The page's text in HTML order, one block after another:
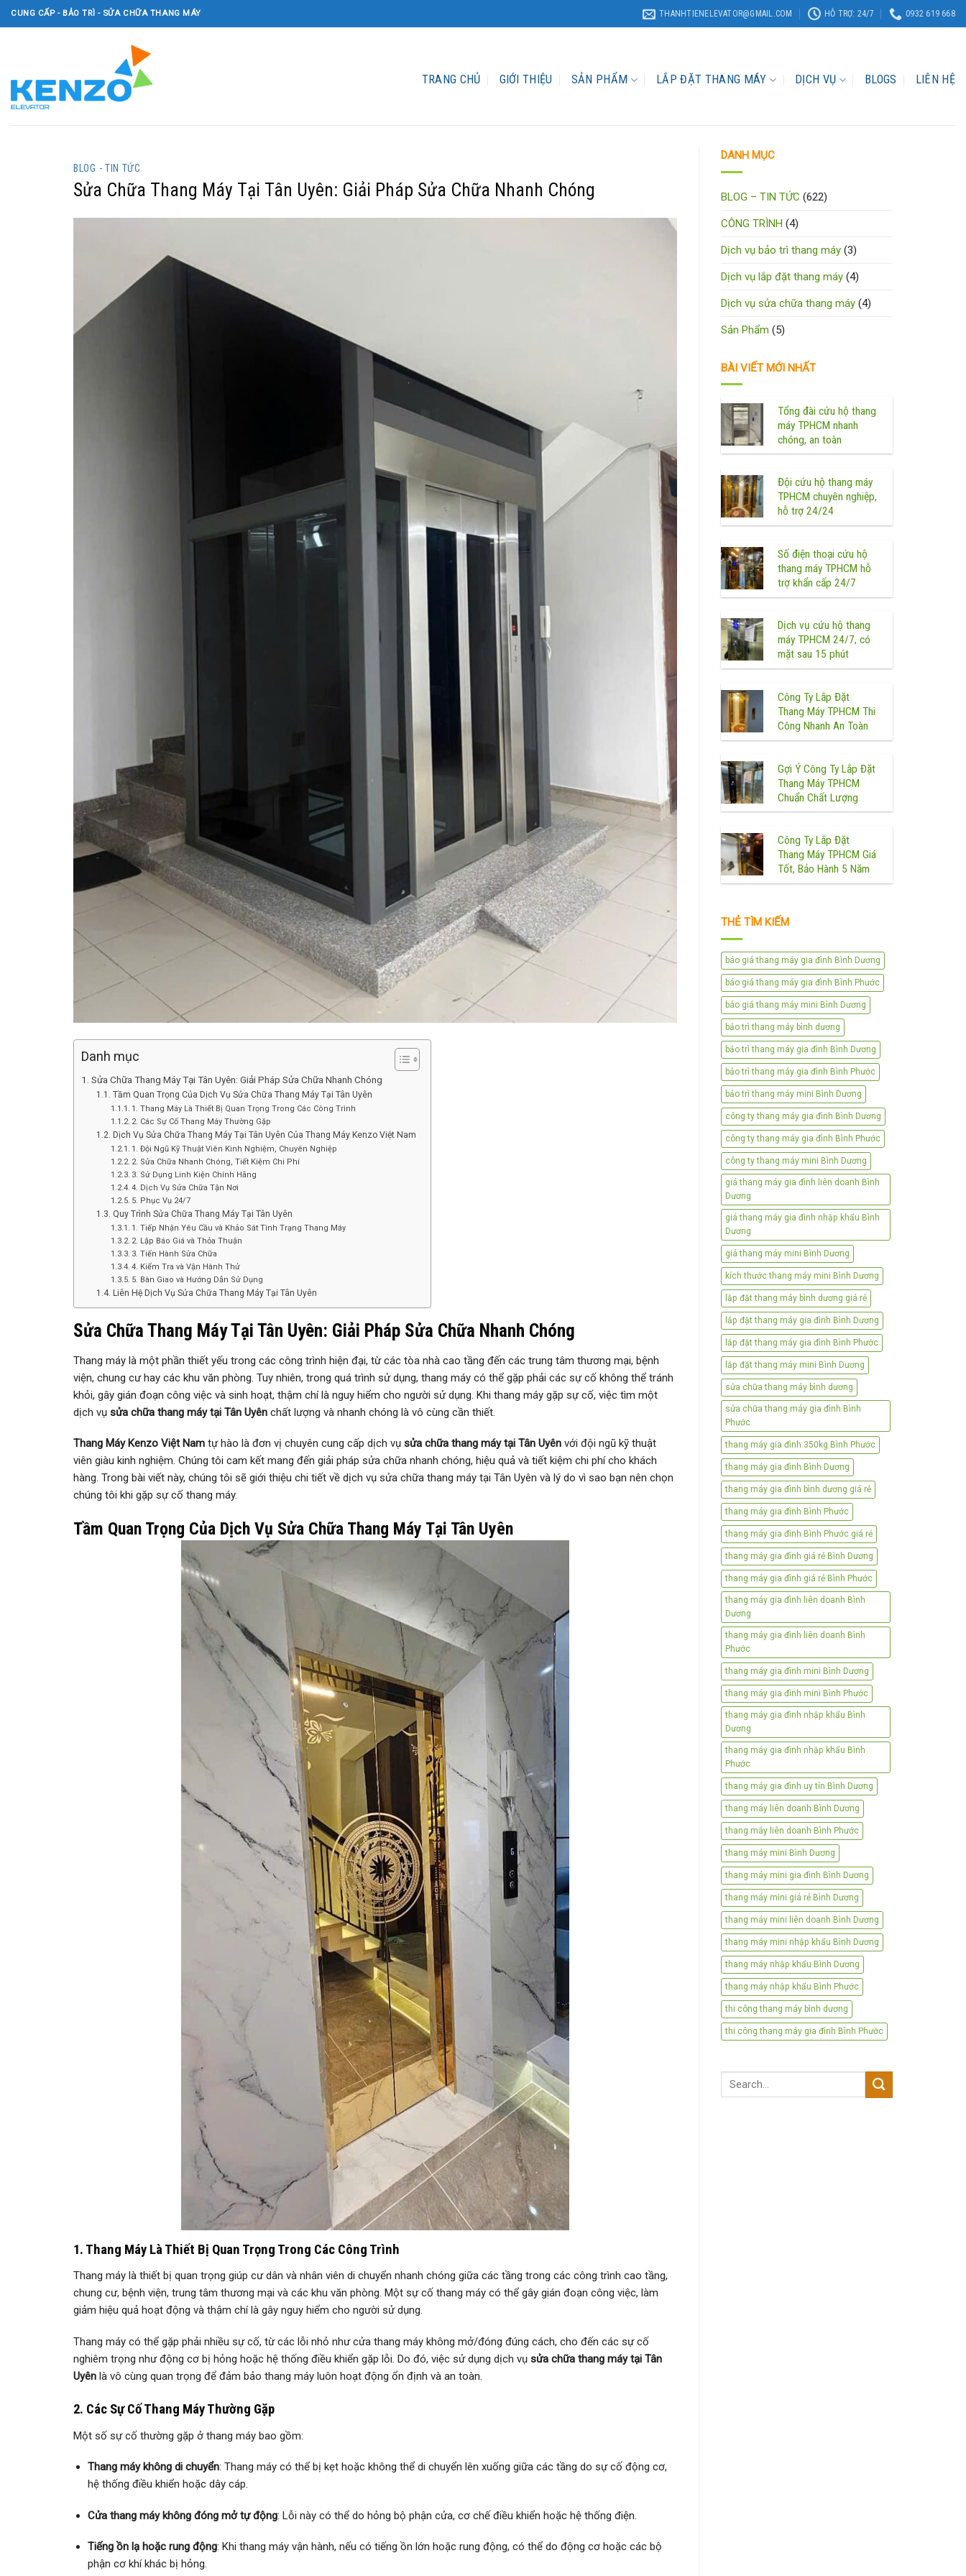
Skip
to
CUNG CẤP - BẢO TRÌ - SỬA CHỮA THANG MÁY THANHTIENELEVATOR@GMAIL.COM HỖ TRỢ: 24/7 0932 619 668
TRANG CHỦ GIỚI THIỆU SẢN PHẨM LẮP ĐẶT THANG MÁY DỊCH VỤ BLOGS LIÊN HỆ
BLOG - TIN TỨC
Sửa Chữa Thang Máy Tại Tân Uyên: Giải Pháp Sửa Chữa Nhanh Chóng
Danh mục
Sửa Chữa Thang Máy Tại Tân Uyên: Giải Pháp Sửa Chữa Nhanh Chóng
Tầm Quan Trọng Của Dịch Vụ Sửa Chữa Thang Máy Tại Tân Uyên
1. Thang Máy Là Thiết Bị Quan Trọng Trong Các Công Trình
2. Các Sự Cố Thang Máy Thường Gặp
Dịch Vụ Sửa Chữa Thang Máy Tại Tân Uyên Của Thang Máy Kenzo Việt Nam
1. Đội Ngũ Kỹ Thuật Viên Kinh Nghiệm, Chuyên Nghiệp
2. Sửa Chữa Nhanh Chóng, Tiết Kiệm Chi Phí
3. Sử Dụng Linh Kiện Chính Hãng
4. Dịch Vụ Sửa Chữa Tận Nơi
5. Phục Vụ 24/7
Quy Trình Sửa Chữa Thang Máy Tại Tân Uyên
1. Tiếp Nhận Yêu Cầu và Khảo Sát Tình Trạng Thang Máy
2. Lập Báo Giá và Thỏa Thuận
3. Tiến Hành Sửa Chữa
4. Kiểm Tra và Vận Hành Thử
5. Bàn Giao và Hướng Dẫn Sử Dụng
Liên Hệ Dịch Vụ Sửa Chữa Thang Máy Tại Tân Uyên
Sửa Chữa Thang Máy Tại Tân Uyên: Giải Pháp Sửa Chữa Nhanh Chóng
Thang máy là một phần thiết yếu trong các công trình hiện đại, từ các tòa nhà cao tầng đến các trung tâm thương mại, bệnh
viện, chung cư hay các khu văn phòng. Tuy nhiên, trong quá trình sử dụng, thang máy có thể gặp phải các sự cố không thể tránh
khỏi, gây gián đoạn công việc và sinh hoạt, thậm chí là nguy hiểm cho người sử dụng. Khi thang máy gặp sự cố, việc tìm một
dịch vụ sửa chữa thang máy tại Tân Uyên chất lượng và nhanh chóng là vô cùng cần thiết.
Thang Máy Kenzo Việt Nam tự hào là đơn vị chuyên cung cấp dịch vụ sửa chữa thang máy tại Tân Uyên với đội ngũ kỹ thuật
viên giàu kinh nghiệm. Chúng tôi cam kết mang đến giải pháp sửa chữa nhanh chóng, hiệu quả và tiết kiệm chi phí cho khách
hàng. Trong bài viết này, chúng tôi sẽ giới thiệu chi tiết về dịch vụ sửa chữa thang máy tại Tân Uyên và lý do vì sao bạn nên chọn
chúng tôi khi gặp sự cố thang máy.
Tầm Quan Trọng Của Dịch Vụ Sửa Chữa Thang Máy Tại Tân Uyên
1. Thang Máy Là Thiết Bị Quan Trọng Trong Các Công Trình
Thang máy là thiết bị quan trọng giúp cư dân và nhân viên di chuyển nhanh chóng giữa các tầng trong các công trình cao tầng,
chung cư, bệnh viện, trung tâm thương mại và các khu văn phòng. Một sự cố thang máy có thể gây gián đoạn công việc, làm
giảm hiệu quả hoạt động và thậm chí là gây nguy hiểm cho người sử dụng.
Thang máy có thể gặp phải nhiều sự cố, từ các lỗi nhỏ như cửa thang máy không mở/đóng đúng cách, cho đến các sự cố
nghiêm trọng như động cơ bị hỏng hoặc hệ thống điều khiển gặp lỗi. Do đó, việc sử dụng dịch vụ sửa chữa thang máy tại Tân
Uyên là vô cùng quan trọng để đảm bảo thang máy luôn hoạt động ổn định và an toàn.
2. Các Sự Cố Thang Máy Thường Gặp
Một số sự cố thường gặp ở thang máy bao gồm:
Thang máy không di chuyển: Thang máy có thể bị kẹt hoặc không thể di chuyển lên xuống giữa các tầng do sự cố động cơ,
hệ thống điều khiển hoặc dây cáp.
Cửa thang máy không đóng mở tự động: Lỗi này có thể do hỏng bộ phận cửa, cơ chế điều khiển hoặc hệ thống điện.
Tiếng ồn lạ hoặc rung động: Khi thang máy vận hành, nếu có tiếng ồn lớn hoặc rung động, có thể do động cơ hoặc các bộ
phận cơ khí khác bị hỏng.
DANH MỤC
BLOG – TIN TỨC (622)
CÔNG TRÌNH (4)
Dịch vụ bảo trì thang máy (3)
Dịch vụ lắp đặt thang máy (4)
Dịch vụ sửa chữa thang máy (4)
Sản Phẩm (5)
BÀI VIẾT MỚI NHẤT
Tổng đài cứu hộ thang
máy TPHCM nhanh
chóng, an toàn
Đội cứu hộ thang máy
TPHCM chuyên nghiệp,
hỗ trợ 24/24
Số điện thoại cứu hộ
thang máy TPHCM hỗ
trợ khẩn cấp 24/7
Dịch vụ cứu hộ thang
máy TPHCM 24/7, có
mặt sau 15 phút
Công Ty Lắp Đặt
Thang Máy TPHCM Thi
Công Nhanh An Toàn
Gợi Ý Công Ty Lắp Đặt
Thang Máy TPHCM
Chuẩn Chất Lượng
Công Ty Lắp Đặt
Thang Máy TPHCM Giá
Tốt, Bảo Hành 5 Năm
THẺ TÌM KIẾM
báo giá thang máy gia đình Bình Dương
báo giá thang máy gia đình Bình Phước
báo giá thang máy mini Bình Dương
bảo trì thang máy bình dương
bảo trì thang máy gia đình Bình Dương
bảo trì thang máy gia đình Bình Phước
bảo trì thang máy mini Bình Dương
công ty thang máy gia đình Bình Dương
công ty thang máy gia đình Bình Phước
công ty thang máy mini Bình Dương
giá thang máy gia đình liên doanh Bình
Dương
giá thang máy gia đình nhập khẩu Bình
Dương
giá thang máy mini Bình Dương
kích thước thang máy mini Bình Dương
lắp đặt thang máy bình dương giá rẻ
lắp đặt thang máy gia đình Bình Dương
lắp đặt thang máy gia đình Bình Phước
lắp đặt thang máy mini Bình Dương
sửa chữa thang máy bình dương
sửa chữa thang máy gia đình Bình
Phước
thang máy gia đình 350kg Bình Phước
thang máy gia đình Bình Dương
thang máy gia đình bình dương giá rẻ
thang máy gia đình Bình Phước
thang máy gia đình Bình Phước giá rẻ
thang máy gia đình giá rẻ Bình Dương
thang máy gia đình giá rẻ Bình Phước
thang máy gia đình liên doanh Bình
Dương
thang máy gia đình liên doanh Bình
Phước
thang máy gia đình mini Bình Dương
thang máy gia đình mini Bình Phước
thang máy gia đình nhập khẩu Bình
Dương
thang máy gia đình nhập khẩu Bình
Phước
thang máy gia đình uy tín Bình Dương
thang máy liên doanh Bình Dương
thang máy liên doanh Bình Phước
thang máy mini Bình Dương
thang máy mini gia đình Bình Dương
thang máy mini giá rẻ Bình Dương
thang máy mini liên doanh Bình Dương
thang máy mini nhập khẩu Bình Dương
thang máy nhập khẩu Bình Dương
thang máy nhập khẩu Bình Phước
thi công thang máy bình dương
thi công thang máy gia đình Bình Phước
Search